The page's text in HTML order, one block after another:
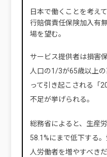
日本で働くことを考え
行賠償責任保険加入有
場を望む。
サービス提供者は損害
人口の1/3が65歳以上
って引き起こされる「
不足が挙げられる。
総務省によると、生産
58.1%にまで低下する
人労働者を増やすべき